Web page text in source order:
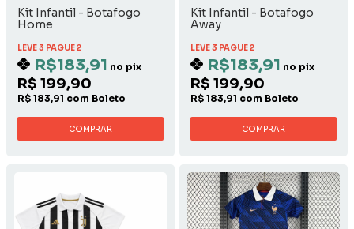
Kit Infantil - Botafogo
Home
LEVE 3 PAGUE 2
R$183,91 no pix
R$ 199,90
R$ 183,91 com Boleto
COMPRAR
Kit Infantil - Botafogo
Away
LEVE 3 PAGUE 2
R$183,91 no pix
R$ 199,90
R$ 183,91 com Boleto
COMPRAR